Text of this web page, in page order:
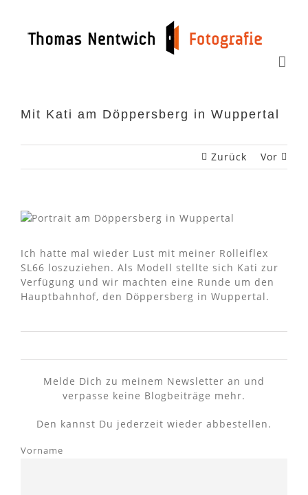
springen
Mit Kati am Döppersberg in Wuppertal
Zurück Vor
Ich hatte mal wieder Lust mit meiner Rolleiflex
SL66 loszuziehen. Als Modell stellte sich Kati zur
Verfügung und wir machten eine Runde um den
Hauptbahnhof, den Döppersberg in Wuppertal.
Melde Dich zu meinem Newsletter an und
verpasse keine Blogbeiträge mehr.
Den kannst Du jederzeit wieder abbestellen.
Vorname